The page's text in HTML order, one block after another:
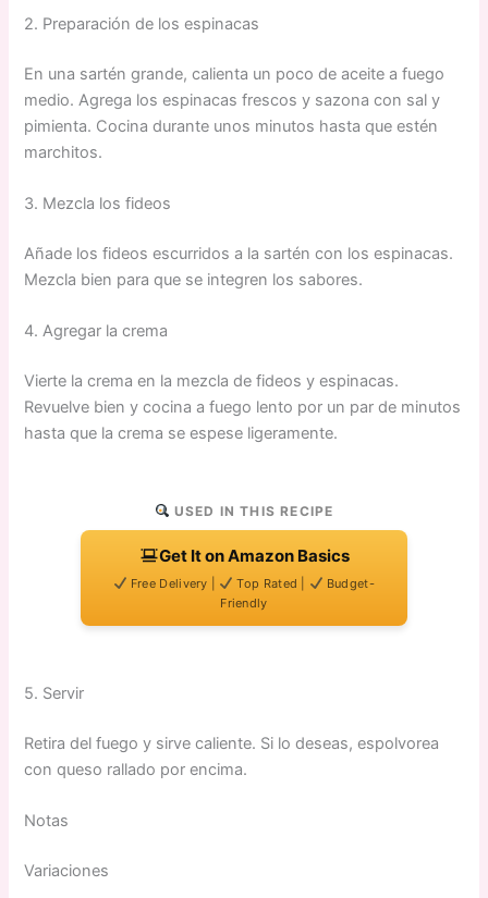
2. Preparación de los espinacas
En una sartén grande, calienta un poco de aceite a fuego
medio. Agrega los espinacas frescos y sazona con sal y
pimienta. Cocina durante unos minutos hasta que estén
marchitos.
3. Mezcla los fideos
Añade los fideos escurridos a la sartén con los espinacas.
Mezcla bien para que se integren los sabores.
4. Agregar la crema
Vierte la crema en la mezcla de fideos y espinacas.
Revuelve bien y cocina a fuego lento por un par de minutos
hasta que la crema se espese ligeramente.
USED IN THIS RECIPE
Get It on Amazon Basics
Free Delivery | Top Rated |
Budget-
Friendly
5. Servir
Retira del fuego y sirve caliente. Si lo deseas, espolvorea
con queso rallado por encima.
Notas
Variaciones